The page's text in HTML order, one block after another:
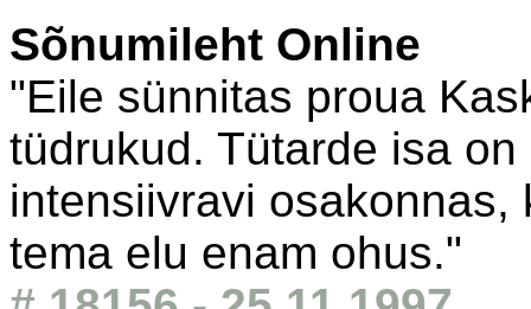
Sõnumileht Online
"Eile sünnitas proua
tüdrukud. Tütarde isa
intensiivravi
tema elu enam ohus."